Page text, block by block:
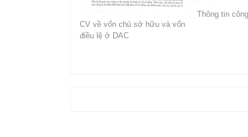
CV về vốn chủ sở hữu và vốn
điều lệ ở DAC
Thông tin